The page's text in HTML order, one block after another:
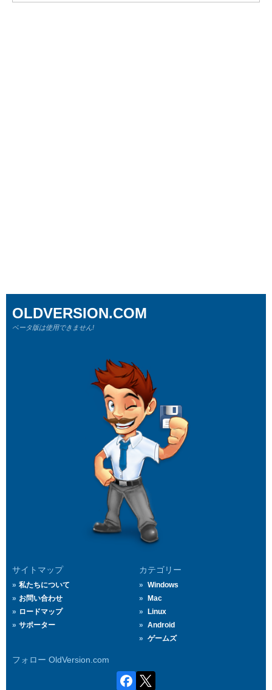
サイトマップ
私たちについて
お問い合わせ
ロードマップ
サポーター
カテゴリー
Windows
Mac
Linux
Android
ゲームズ
フォロー OldVersion.com
OLDVERSION.COM
ベータ版は使用できません!